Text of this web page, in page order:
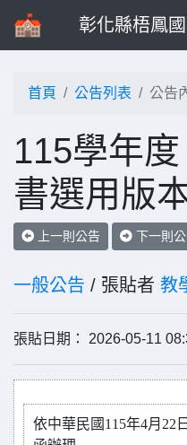
彰化縣梧鳳
首頁 公告列表 公告
115學年
書選用版
上一則公告 下一則
一般公告 / 張貼者 教
張貼日期： 2026-05-11
依中華民國115年4月22